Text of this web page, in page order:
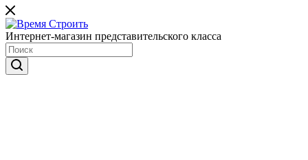
Интернет-магазин представительского класса